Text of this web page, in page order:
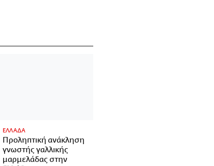
ΕΛΛΑΔΑ
Προληπτική ανάκληση
γνωστής γαλλικής
μαρμελάδας στην